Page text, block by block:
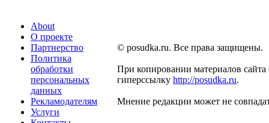
About
О проекте
Партнерство
Политика
обработки
персональных
данных
Рекламодателям
Услуги
© posudka.ru. Все права защищены.
При копировании материалов сайта
гиперссылку http://posudka.ru.
Мнение редакции может не